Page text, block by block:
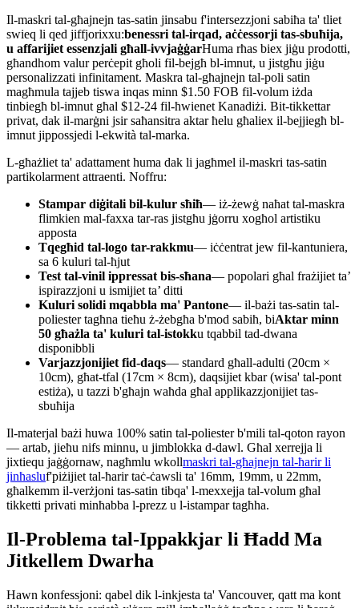
Il-maskri tal-għajnejn tas-satin jinsabu f'intersezzjoni sabiħa ta' tliet
swieq li qed jiffjorixxu:benessri tal-irqad, aċċessorji tas-sbuħija,
u affarijiet essenzjali għall-ivvjaġġarHuma rħas biex jiġu prodotti,
għandhom valur perċepit għoli fil-bejgħ bl-imnut, u jistgħu jiġu
personalizzati infinitament. Maskra tal-għajnejn tal-poli satin
magħmula tajjeb tiswa inqas minn $1.50 FOB fil-volum iżda
tinbiegħ bl-imnut għal $12-24 fil-ħwienet Kanadiżi. Bit-tikkettar
privat, dak il-marġni jsir saħansitra aktar ħelu għaliex il-bejjiegħ bl-
imnut jippossjedi l-ekwità tal-marka.
L-għażliet ta' adattament huma dak li jagħmel il-maskri tas-satin
partikolarment attraenti. Noffru:
Stampar diġitali bil-kulur sħiħ— iż-żewġ naħat tal-maskra
flimkien mal-faxxa tar-ras jistgħu jġorru xogħol artistiku
apposta
Tqegħid tal-logo tar-rakkmu— iċċentrat jew fil-kantuniera,
sa 6 kuluri tal-ħjut
Test tal-vinil ippressat bis-sħana— popolari għal frażijiet ta’
ispirazzjoni u ismijiet ta’ ditti
Kuluri solidi mqabbla ma' Pantone— il-bażi tas-satin tal-
poliester tagħna tieħu ż-żebgħa b'mod sabiħ, biAktar minn
50 għażla ta' kuluri tal-istokku tqabbil tad-dwana
disponibbli
Varjazzjonijiet fid-daqs— standard għall-adulti (20cm ×
10cm), għat-tfal (17cm × 8cm), daqsijiet kbar (wisa' tal-pont
estiża), u tazzi b'għajn waħda għal applikazzjonijiet tas-
sbuħija
Il-materjal bażi huwa 100% satin tal-poliester b'mili tal-qoton rayon
— artab, jieħu nifs minnu, u jimblokka d-dawl. Għal xerrejja li
jixtiequ jaġġornaw, nagħmlu wkollmaskri tal-għajnejn tal-ħarir li
jinħasluf'piżijiet tal-ħarir taċ-ċawsli ta' 16mm, 19mm, u 22mm,
għalkemm il-verżjoni tas-satin tibqa' l-mexxejja tal-volum għal
tikketti privati ​​minħabba l-prezz u l-istampar tagħha.
Il-Problema tal-Ippakkjar li Ħadd Ma
Jitkellem Dwarha
Hawn konfessjoni: qabel dik l-inkjesta ta' Vancouver, qatt ma kont